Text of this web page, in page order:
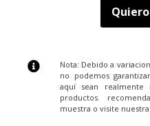
Nota: Debido a
no podemos
aquí sean realmente
productos.
muestra o visite